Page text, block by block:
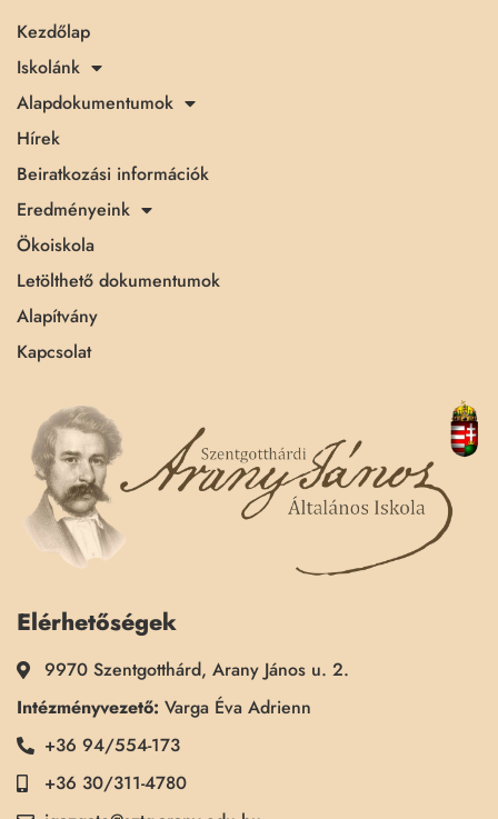
Kezdőlap
Iskolánk
Alapdokumentumok
Hírek
Beiratkozási információk
Eredményeink
Ökoiskola
Letölthető dokumentumok
Alapítvány
Kapcsolat
Elérhetőségek
9970 Szentgotthárd, Arany János u. 2.
Intézményvezető: Varga Éva Adrienn
+36 94/554-173
+36 30/311-4780